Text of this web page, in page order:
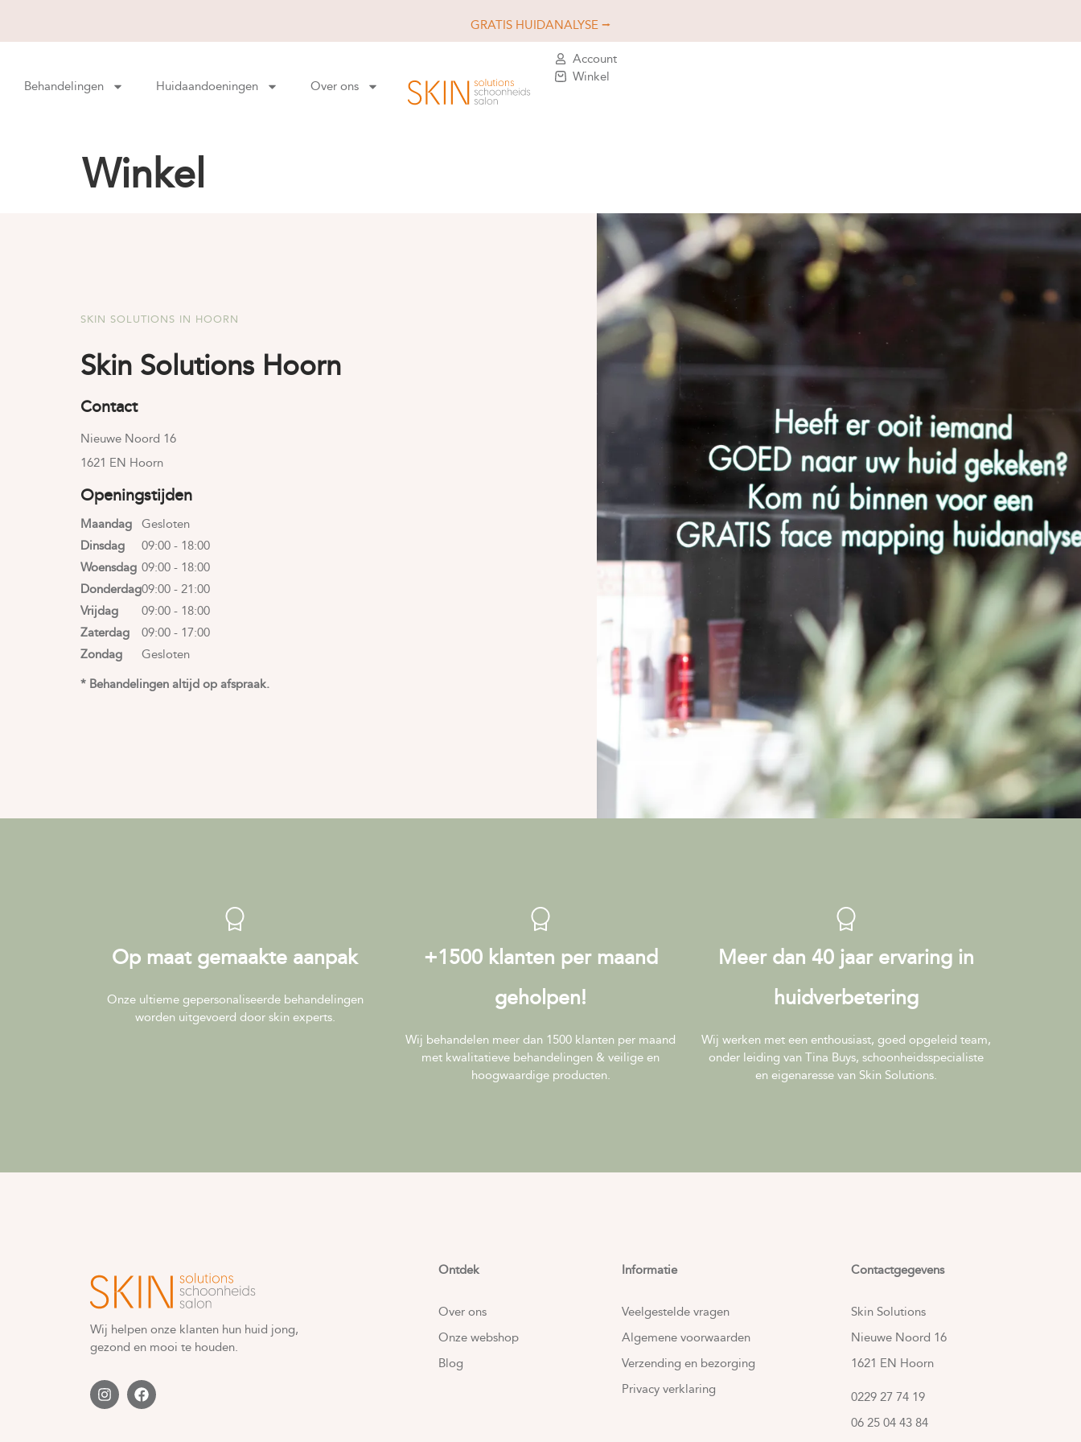
GRATIS HUIDANALYSE ⭢
Behandelingen Huidaandoeningen Over ons
Account
Winkel
Winkel
SKIN SOLUTIONS IN HOORN
Skin Solutions Hoorn
Contact
Nieuwe Noord 16
1621 EN Hoorn
Openingstijden
Maandag
Dinsdag
Woensdag
Donderdag
Vrijdag
Zaterdag
Zondag
Gesloten
09:00 - 18:00
09:00 - 18:00
09:00 - 21:00
09:00 - 18:00
09:00 - 17:00
Gesloten
* Behandelingen altijd op afspraak.
Op maat gemaakte aanpak
Onze ultieme gepersonaliseerde behandelingen
worden uitgevoerd door skin experts.
+1500 klanten per maand
geholpen!
Wij behandelen meer dan 1500 klanten per maand
met kwalitatieve behandelingen & veilige en
hoogwaardige producten.
Meer dan 40 jaar ervaring in
huidverbetering
Wij werken met een enthousiast, goed opgeleid team,
onder leiding van Tina Buys, schoonheidsspecialiste
en eigenaresse van Skin Solutions.
Wij helpen onze klanten hun huid jong,
gezond en mooi te houden.
Ontdek
Over ons
Onze webshop
Blog
Informatie
Veelgestelde vragen
Algemene voorwaarden
Verzending en bezorging
Privacy verklaring
Contactgegevens
Skin Solutions
Nieuwe Noord 16
1621 EN Hoorn
0229 27 74 19
06 25 04 43 84